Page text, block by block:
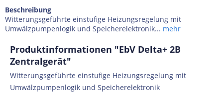
Beschreibung
Witterungsgeführte einstufige Heizungsregelung mit
Umwälzpumpenlogik und Speicherelektronik... mehr
Produktinformationen "EbV Delta+ 2B
Zentralgerät"
Witterungsgeführte einstufige Heizungsregelung mit
Umwälzpumpenlogik und Speicherelektronik